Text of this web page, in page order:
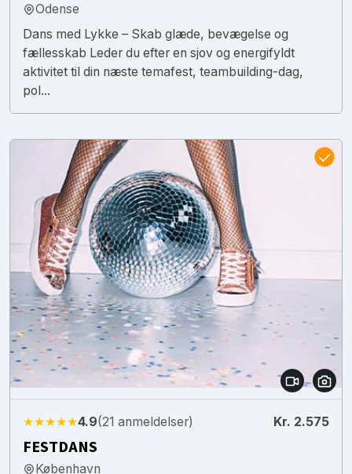
Odense
Dans med Lykke – Skab glæde, bevægelse og
fællesskab Leder du efter en sjov og energifyldt
aktivitet til din næste temafest, teambuilding-dag,
pol...
★★★★★4.9(21 anmeldelser) Kr. 2.575
FESTDANS
København